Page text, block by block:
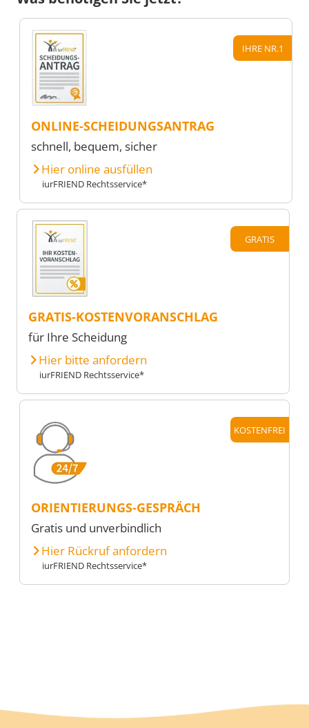
IHRE NR.1
ONLINE-SCHEIDUNGSANTRAG
schnell, bequem, sicher
Hier online ausfüllen
iurFRIEND Rechtsservice*
GRATIS
GRATIS-KOSTENVORANSCHLAG
für Ihre Scheidung
Hier bitte anfordern
iurFRIEND Rechtsservice*
KOSTENFREI
ORIENTIERUNGS-GESPRÄCH
Gratis und unverbindlich
Hier Rückruf anfordern
iurFRIEND Rechtsservice*